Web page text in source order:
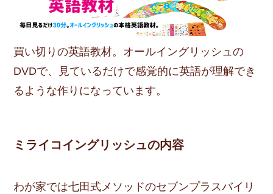
買い切りの英語教材。オールイングリッシュの
DVDで、見ているだけで感覚的に英語が理解でき
るような作りになっています。
ミライコイングリッシュの内容
わが家では七田式メソッドのセブンプラスバイリ